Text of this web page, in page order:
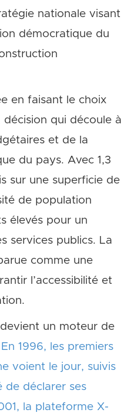
nationale visant
démocratique du
en faisant le choix
décision qui découle à
et de la
du pays. Avec 1,3
sur une superficie de
de population
élevés pour un
services publics. La
comme une
l’accessibilité et
un moteur de
En 1996, les premiers
voient le jour, suivis
de déclarer ses
la plateforme X-